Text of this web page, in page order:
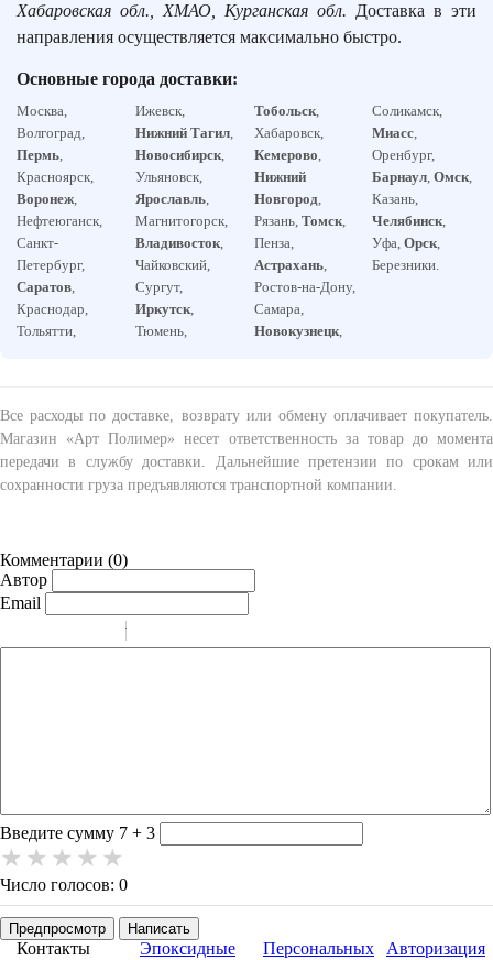
Хабаровская обл., ХМАО, Курганская обл. Доставка в эти
направления осуществляется максимально быстро.
Основные города доставки:
Москва,
Волгоград,
Пермь,
Красноярск,
Воронеж,
Нефтеюганск,
Санкт-
Петербург,
Саратов,
Краснодар,
Тольятти,
Ижевск,
Нижний Тагил,
Новосибирск,
Ульяновск,
Ярославль,
Магнитогорск,
Владивосток,
Чайковский,
Сургут,
Иркутск,
Тюмень,
Тобольск,
Хабаровск,
Кемерово,
Нижний
Новгород,
Рязань, Томск,
Пенза,
Астрахань,
Ростов-на-Дону,
Самара,
Новокузнецк,
Соликамск,
Миасс,
Оренбург,
Барнаул,Омск,
Казань,
Челябинск,
Уфа,Орск,
Березники.
Все расходы по доставке, возврату или обмену оплачивает покупатель.
Магазин «Арт Полимер» несет ответственность за товар до момента
передачи в службу доставки. Дальнейшие претензии по срокам или
сохранности груза предъявляются транспортной компании.
Комментарии (0)
Автор
Email
-
-
-
Введите сумму 7 + 3
Число голосов: 0
Предпросмотр Написать
Контакты
Эпоксидные
Персональных
Авторизация